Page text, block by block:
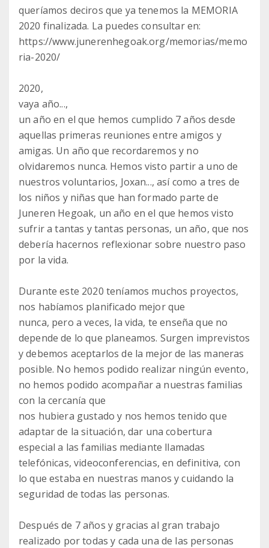
queríamos deciros que ya tenemos la MEMORIA
2020 finalizada. La puedes consultar en:
https://www.junerenhegoak.org/memorias/memo
ria-2020/
2020,
vaya año...,
un año en el que hemos cumplido 7 años desde
aquellas primeras reuniones entre amigos y
amigas. Un año que recordaremos y no
olvidaremos nunca. Hemos visto partir a uno de
nuestros voluntarios, Joxan..., así como a tres de
los niños y niñas que han formado parte de
Juneren Hegoak, un año en el que hemos visto
sufrir a tantas y tantas personas, un año, que nos
debería hacernos reflexionar sobre nuestro paso
por la vida.
Durante este 2020 teníamos muchos proyectos,
nos habíamos planificado mejor que
nunca, pero a veces, la vida, te enseña que no
depende de lo que planeamos. Surgen imprevistos
y debemos aceptarlos de la mejor de las maneras
posible. No hemos podido realizar ningún evento,
no hemos podido acompañar a nuestras familias
con la cercanía que
nos hubiera gustado y nos hemos tenido que
adaptar de la situación, dar una cobertura
especial a las familias mediante llamadas
telefónicas, videoconferencias, en definitiva, con
lo que estaba en nuestras manos y cuidando la
seguridad de todas las personas.
Después de 7 años y gracias al gran trabajo
realizado por todas y cada una de las personas